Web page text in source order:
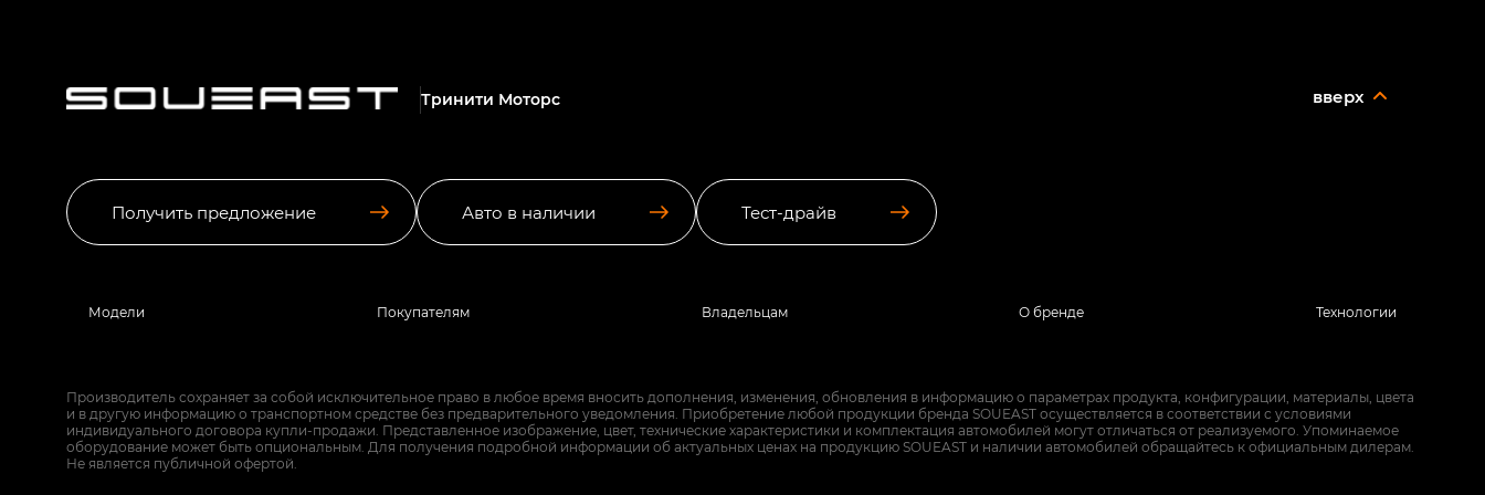
Получить предложение Авто в наличии Тест-драйв
вверх
Тринити Моторс
Модели Покупателям Владельцам О бренде Технологии
Производитель сохраняет за собой исключительное право в любое время вносить дополнения, изменения, обновления в информацию о параметрах продукта, конфигурации, материалы, цвета
и в другую информацию о транспортном средстве без предварительного уведомления. Приобретение любой продукции бренда SOUEAST осуществляется в соответствии с условиями
индивидуального договора купли-продажи. Представленное изображение, цвет, технические характеристики и комплектация автомобилей могут отличаться от реализуемого. Упоминаемое
оборудование может быть опциональным. Для получения подробной информации об актуальных ценах на продукцию SOUEAST и наличии автомобилей обращайтесь к официальным дилерам.
Не является публичной офертой.